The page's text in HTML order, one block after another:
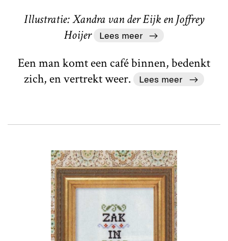
Illustratie: Xandra van der Eijk en Joffrey
Hoijer
Lees meer
Een man komt een café binnen, bedenkt
zich, en vertrekt weer.
Lees meer